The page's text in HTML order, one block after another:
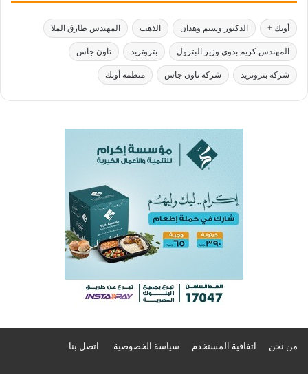
أوبك + الدكتور وسيم وهدان الذهب المهندس طارق الملا
المهندس كريم بدوي وزير البترول بتروتريد تاون جاس
شركة بتروتريد شركة تاون جاس منظمة أوبك
من نحن اتفاقية المستخدم سياسة الخصوصية اتصل بنا